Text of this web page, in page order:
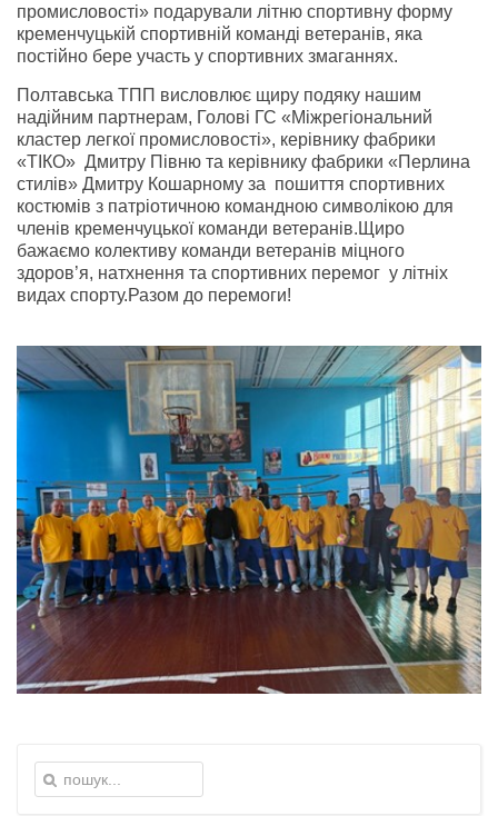
промисловості» подарували літню спортивну форму
кременчуцькій спортивній команді ветеранів, яка
постійно бере участь у спортивних змаганнях.
Полтавська ТПП висловлює щиру подяку нашим
надійним партнерам, Голові ГС «Міжрегіональний
кластер легкої промисловості», керівнику фабрики
«ТІКО» Дмитру Півню та керівнику фабрики «Перлина
стилів» Дмитру Кошарному за пошиття спортивних
костюмів з патріотичною командною символікою для
членів кременчуцької команди ветеранів.Щиро
бажаємо колективу команди ветеранів міцного
здоров’я, натхнення та спортивних перемог у літніх
видах спорту.Разом до перемоги!